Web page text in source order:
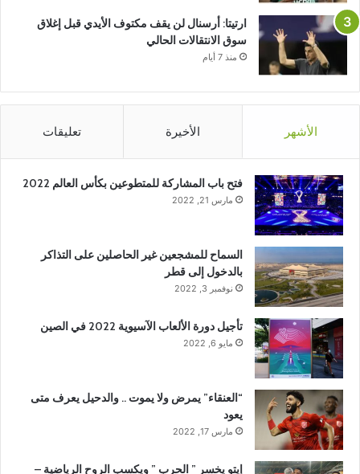
ارتيتا: أرسنال لن يقف مكتوف الأيدي قبل إغلاق
سوق الانتقالات الحالي
منذ 7 أيام
الأشهر الأخيرة تعليقات
فتح باب المشاركة للمتطوعين بكأس العالم 2022
مارس 21, 2022
السماح للمشجعين غير الحاصلين على التذاكر
بالدخول إلى قطر
نوفمبر 3, 2022
تأجيل دورة الألعاب الآسيوية 2022 في الصين
مايو 6, 2022
“العنقاء” يمرض ولا يموت .. والدحيل يعرف متى
يعود
مارس 17, 2022
إيتو يخسر ” الحرب ” ويكسب الروح الرياضية –